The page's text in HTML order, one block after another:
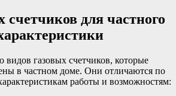
для частного
видов газовых счетчиков, которые
в частном доме. Они отличаются по
работы и возможностям: